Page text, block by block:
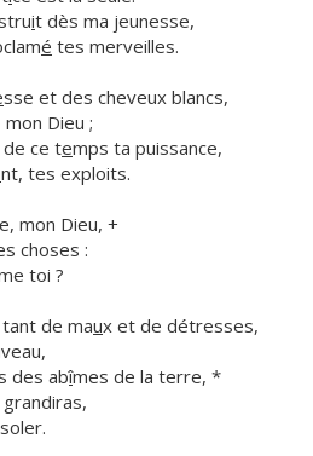
it dès ma jeunesse,
é tes merveilles.
sse et des cheveux blancs,
mon Dieu ;
ce temps ta puissance,
nt, tes exploits.
mon Dieu, +
choses :
toi ?
de maux et de détresses,
des abîmes de la terre, *